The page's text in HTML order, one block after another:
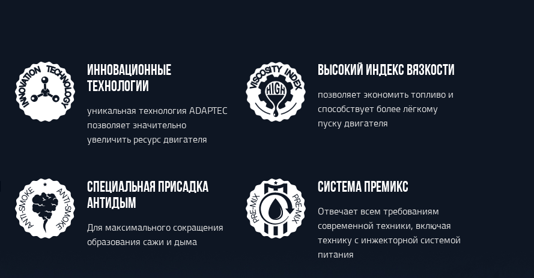
ИННОВАЦИОННЫЕ
ТЕХНОЛОГИИ
уникальная технология ADAPTEC
позволяет значительно
увеличить ресурс двигателя
ВЫСОКИЙ ИНДЕКС ВЯЗКОСТИ
позволяет экономить топливо и
способствует более лёгкому
пуску двигателя
СПЕЦИАЛЬНАЯ ПРИСАДКА
АНТИДЫМ
Для максимального сокращения
образования сажи и дыма
СИСТЕМА ПРЕМИКС
Отвечает всем требованиям
современной техники, включая
технику с инжекторной системой
питания